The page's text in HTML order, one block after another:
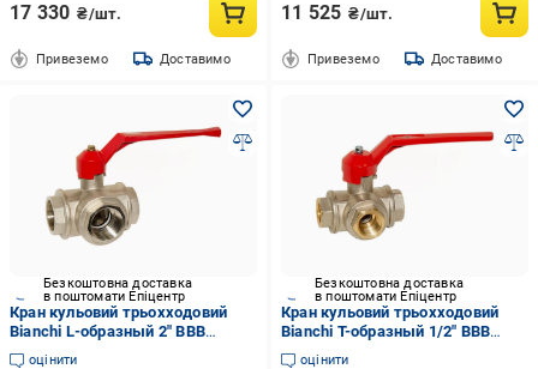
17 330 ₴/шт.
Привеземо Доставимо
11 525 ₴/шт.
Привеземо Доставимо
Безкоштовна доставка
в поштомати Епіцентр
Кран кульовий трьохходовий
Bianchi L-образный 2" ВВВ
латунь (4253L0090F)
оцінити
Безкоштовна доставка
в поштомати Епіцентр
Кран кульовий трьохходовий
Bianchi Т-образный 1/2" ВВВ
латунь (4253T0040F)
оцінити